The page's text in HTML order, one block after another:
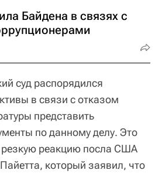
Байдена в связях с
суд распорядился
в связи с отказом
представить
по данному делу. Это
реакцию посла США
который заявил, что